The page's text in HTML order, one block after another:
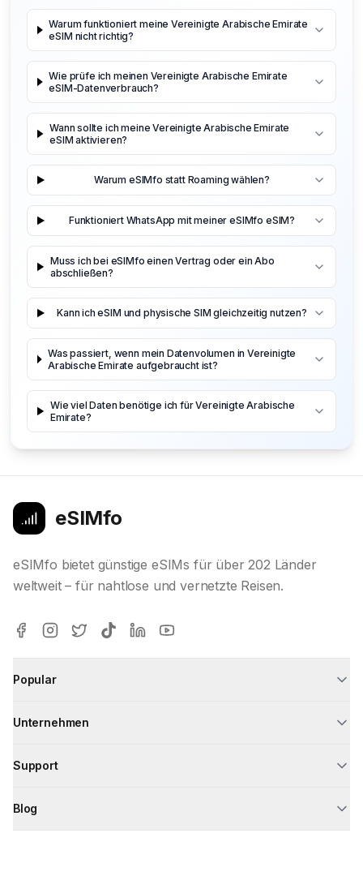
Warum funktioniert meine Vereinigte Arabische Emirate
eSIM nicht richtig?
Wie prüfe ich meinen Vereinigte Arabische Emirate
eSIM-Datenverbrauch?
Wann sollte ich meine Vereinigte Arabische Emirate
eSIM aktivieren?
Warum eSIMfo statt Roaming wählen?
Funktioniert WhatsApp mit meiner eSIMfo eSIM?
Muss ich bei eSIMfo einen Vertrag oder ein Abo
abschließen?
Kann ich eSIM und physische SIM gleichzeitig nutzen?
Was passiert, wenn mein Datenvolumen in Vereinigte
Arabische Emirate aufgebraucht ist?
Wie viel Daten benötige ich für Vereinigte Arabische
Emirate?
eSIMfo
eSIMfo bietet günstige eSIMs für über 202 Länder
weltweit – für nahtlose und vernetzte Reisen.
Popular
Unternehmen
Support
Blog